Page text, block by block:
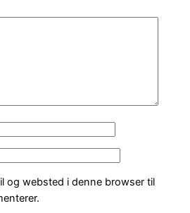
og websted i denne browser til